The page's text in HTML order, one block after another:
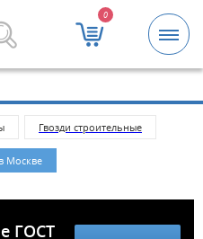
0
изделия оптом.
Гвозди строительные
Москве
ГОСТ